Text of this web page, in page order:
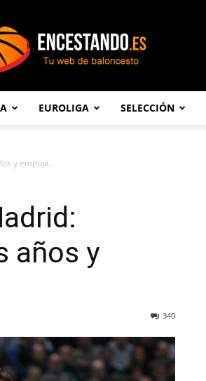
EUROLIGA SELECCIÓN
y empuja...
años y
340